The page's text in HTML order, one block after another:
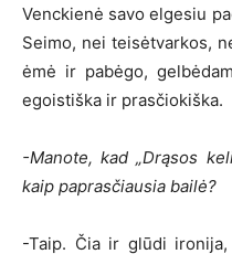
Venckienė savo elgesiu
Seimo, nei teisėtvarkos,
ėmė ir pabėgo,
egoistiška ir prasčiokiška.
-Manote, kad „Drąsos
kaip paprasčiausia bailė?
-Taip. Čia ir glūdi